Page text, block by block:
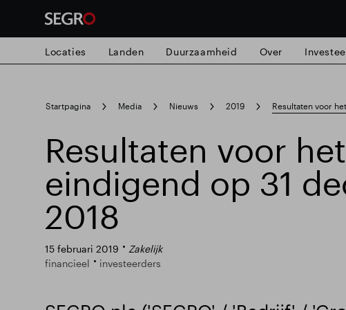
search
for
Locaties Landen Duurzaamheid Over
Startpagina Media Nieuws 2019 Resultaten voor
Resultaten voor
eindigend op 31
2018
15 februari 2019
Zakelijk
financieel
investeerders